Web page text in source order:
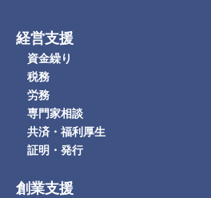
経営支援
資金繰り
税務
労務
専門家相談
共済・福利厚生
証明・発行
創業支援